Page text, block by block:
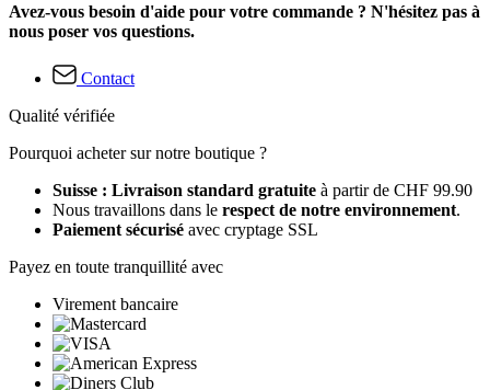
Avez-vous besoin d'aide pour votre commande ? N'hésitez pas à
nous poser vos questions.
Contact
Qualité vérifiée
Pourquoi acheter sur notre boutique ?
Suisse : Livraison standard gratuite à partir de CHF 99.90
Nous travaillons dans le respect de notre environnement.
Paiement sécurisé avec cryptage SSL
Payez en toute tranquillité avec
Virement bancaire